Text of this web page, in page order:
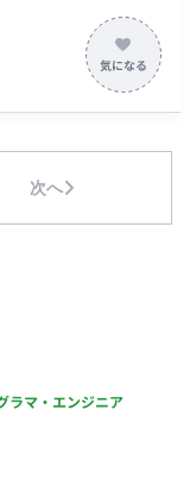
中核エンジニアと
・Pythonを用いた
計・実装 ・データ
【インフ
発環境整備 ・
を用いた
応 ・品質改善施策
案 ■チーム
任者と近い距離で
超えて連携する環
が多く、顧客の声
次へ
ラマ・エンジニア